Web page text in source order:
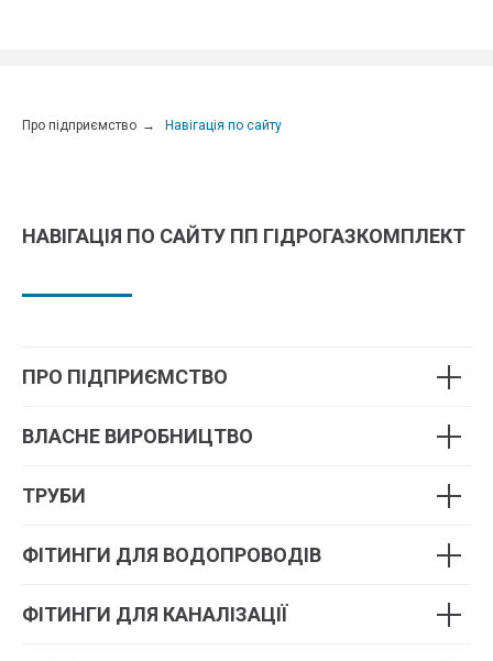
Про підприємство → Навігація по сайту
НАВІГАЦІЯ ПО САЙТУ ПП ГІДРОГАЗКОМПЛЕКТ
ПРО ПІДПРИЄМСТВО
ВЛАСНЕ ВИРОБНИЦТВО
ТРУБИ
ФІТИНГИ ДЛЯ ВОДОПРОВОДІВ
ФІТИНГИ ДЛЯ КАНАЛІЗАЦІЇ